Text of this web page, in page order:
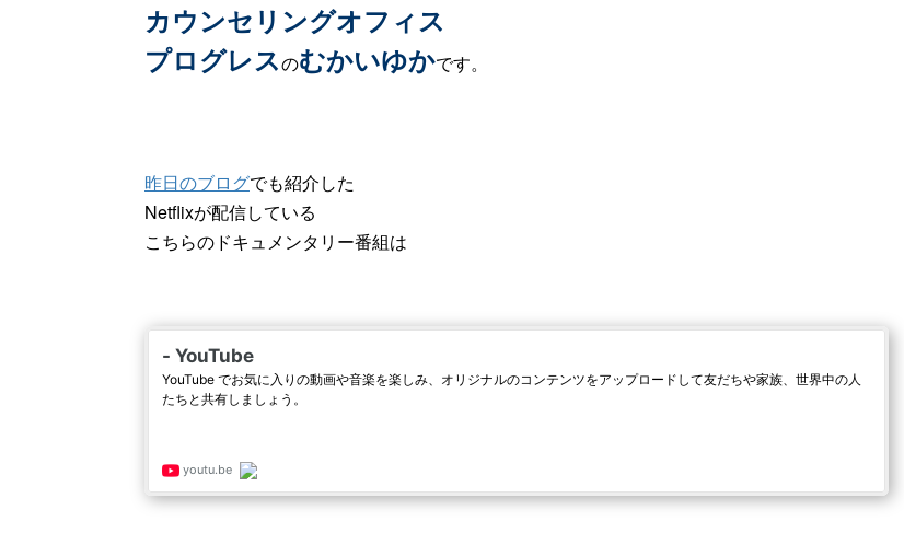
カウンセリングオフィス
プログレスのむかいゆかです。
昨日のブログでも紹介した
Netflixが配信している
こちらのドキュメンタリー番組は